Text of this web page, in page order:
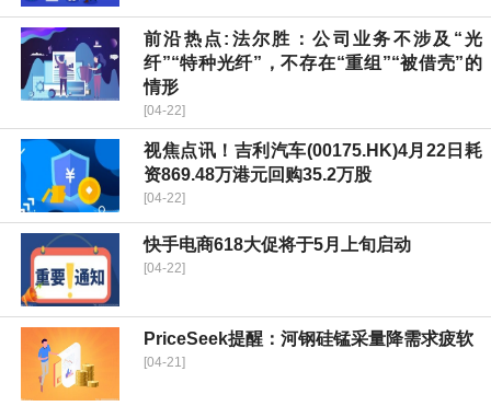
前沿热点:法尔胜：公司业务不涉及“光
纤”“特种光纤”，不存在“重组”“被借壳”的
情形
[04-22]
视焦点讯！吉利汽车(00175.HK)4月22日耗
资869.48万港元回购35.2万股
[04-22]
快手电商618大促将于5月上旬启动
[04-22]
PriceSeek提醒：河钢硅锰采量降需求疲软
[04-21]